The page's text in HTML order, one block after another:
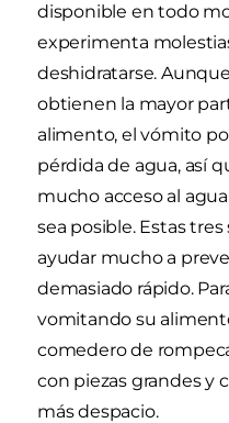
disponible en todo
experimenta
deshidratarse.
obtienen la mayor
alimento, el vómito
pérdida de agua, así
mucho acceso al
sea posible. Estas
ayudar mucho a
demasiado rápido.
vomitando su
comedero de
con piezas grandes y
más despacio.